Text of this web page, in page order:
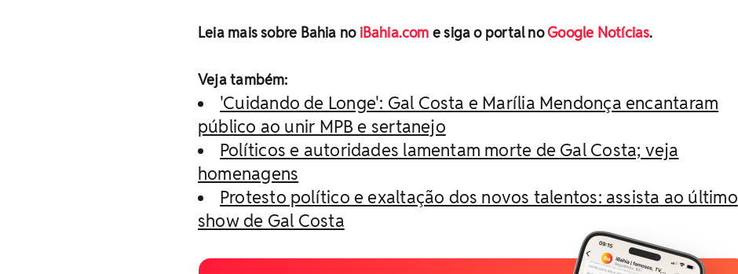
Leia mais sobre Bahia no iBahia.com e siga o portal noGoogle Notícias.
Veja também:
'Cuidando de Longe': Gal Costa e Marília Mendonça encantaram
público ao unir MPB e sertanejo
Políticos e autoridades lamentam morte de Gal Costa; veja
homenagens
Protesto político e exaltação dos novos talentos: assista ao último
show de Gal Costa